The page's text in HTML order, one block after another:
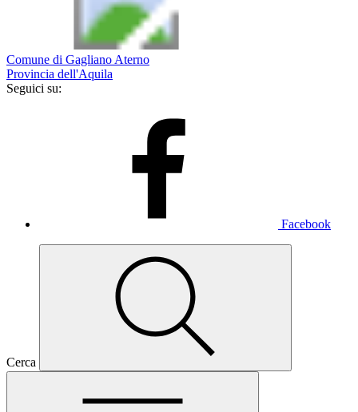
Comune di Gagliano Aterno
Provincia dell'Aquila
Seguici su:
Facebook
Cerca